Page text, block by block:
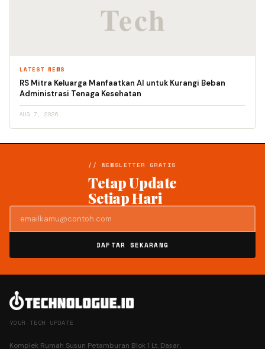
LATEST NEWS
RS Mitra Keluarga Manfaatkan AI untuk Kurangi Beban
Administrasi Tenaga Kesehatan
AUG 7, 2026
// NEWSLETTER GRATIS
Tetap Update
Setiap Hari
DAFTAR SEKARANG
YOUR TECH UPDATE
Komplek Rumah Susun Petamburan Blok 1 Lt. Dasar,